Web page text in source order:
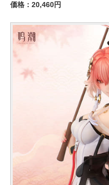
価格：20,460円